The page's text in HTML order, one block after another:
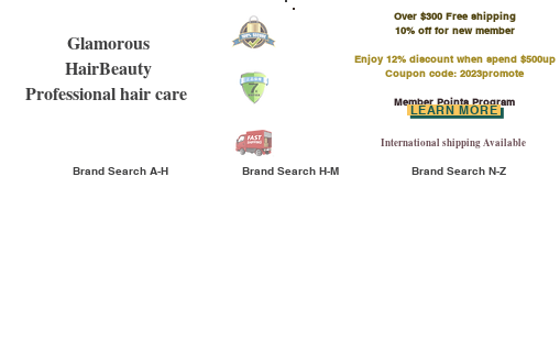
Glamorous
HairBeauty
Professional hair care
Over $300 Free shipping
​10% off for new member
Enjoy 12% discount when spend $500up
Coupon code: 2023promote
Member Points Program
International shipping Available
LEARN MORE
Brand Search A-H Brand Search H-M Brand Search N-Z